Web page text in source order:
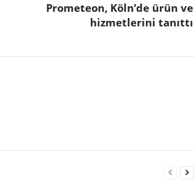
Prometeon, Köln’de ürün ve
hizmetlerini tanıttı